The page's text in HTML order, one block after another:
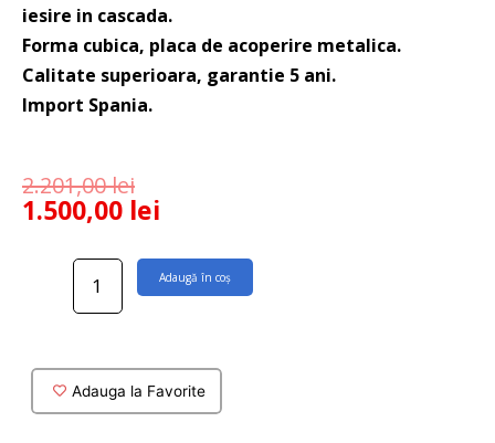
iesire in cascada.
Forma cubica, placa de acoperire metalica.
Calitate superioara, garantie 5 ani.
Import Spania.
2.201,00lei
1.500,00 lei
Cantitate
lavoar
perete
cu
Adaugă în coș
Adauga la Favorite